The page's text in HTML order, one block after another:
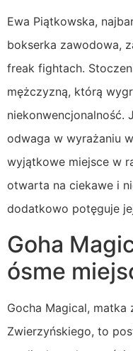
Ewa Piątkowska,
bokserka zawodowa,
freak fightach.
mężczyzną, którą
niekonwencjonalność.
odwaga w wyrażaniu
wyjątkowe miejsce w
otwarta na ciekawe i
dodatkowo potęguje
Goha
ósme
Gocha Magical, matka
Zwierzyńskiego, to